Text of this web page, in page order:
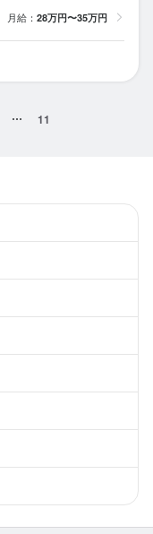
月給： 28万円〜35万円
11